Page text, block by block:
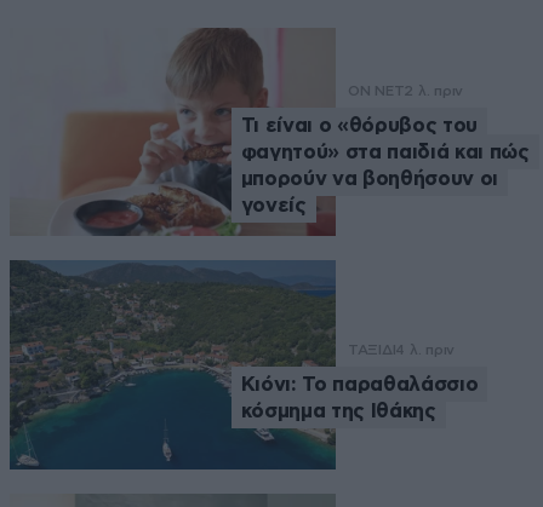
ON NET2 λ. πριν
Τι είναι ο «θόρυβος του
φαγητού» στα παιδιά και πώς
μπορούν να βοηθήσουν οι
γονείς
ΤΑΞΙΔΙ4 λ. πριν
Κιόνι: Το παραθαλάσσιο
κόσμημα της Ιθάκης